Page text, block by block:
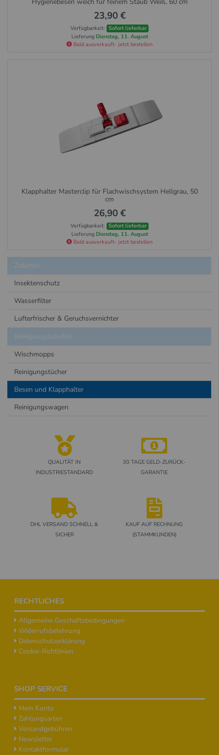
23,90 €
Verfügbarkeit: Sofort lieferbar
Lieferung Dienstag, 11. August
Bald ausverkauft- jetzt bestellen
Klapphalter Masterclip für Flachwischsystem Hellgrau, 50
cm
26,90 €
Verfügbarkeit: Sofort lieferbar
Lieferung Dienstag, 11. August
Bald ausverkauft- jetzt bestellen
Zubehör
Insektenschutz
Wasserfilter
Lufterfrischer & Geruchsvernichter
Reinigungszubehör
Wischmopps
Reinigungstücher
Besen und Klapphalter
Reinigungswagen
QUALITÄT IN
INDUSTRIESTANDARD
30 TAGE GELD-ZURÜCK-
GARANTIE
DHL VERSAND SCHNELL &
SICHER
KAUF AUF RECHNUNG
(STAMMKUNDEN)
RECHTLICHES
Allgemeine Geschäftsbedingungen
Widerrufsbelehrung
Datenschutzerklärung
Cookie-Richtlinien
SHOP SERVICE
Mein Konto
Zahlungsarten
Versandgebühren
Newsletter
Kontaktformular